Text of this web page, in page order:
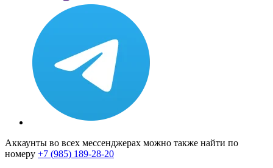
Аккаунты во всех мессенджерах можно также найти по
номеру +7 (985) 189-28-20